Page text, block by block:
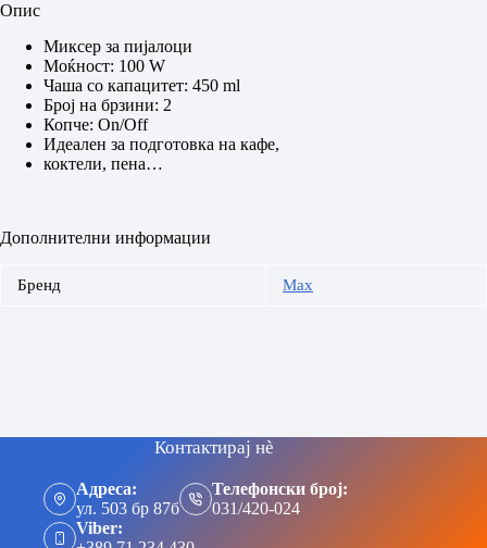
Опис
Миксер за пијалоци
Моќност: 100 W
Чаша со капацитет: 450 ml
Број на брзини: 2
Копче: On/Off
Идеален за подготовка на кафе,
коктели, пена…
Дополнителни информации
Бренд Max
Контактирај нè
Адреса:
ул. 503 бр 87б
Телефонски број:
031/420-024
Viber: